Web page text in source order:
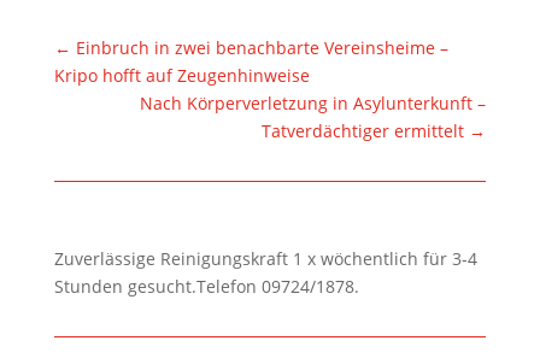
← Einbruch in zwei benachbarte Vereinsheime –
Kripo hofft auf Zeugenhinweise
Nach Körperverletzung in Asylunterkunft –
Tatverdächtiger ermittelt →
Zuverlässige Reinigungskraft 1 x wöchentlich für 3-4
Stunden gesucht.Telefon 09724/1878.